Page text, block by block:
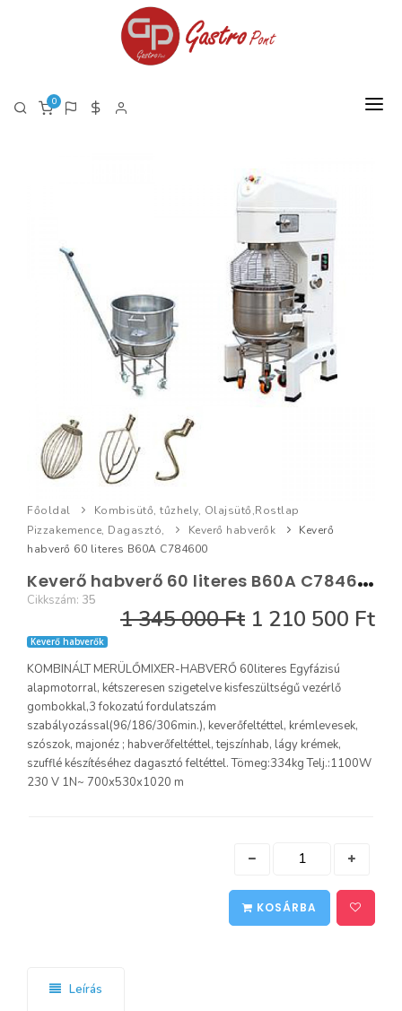
0
TERMÉKEK
TERMÉK LISTA PDF
Főoldal
Kombisütő, tűzhely, Olajsütő,Rostlap
Pizzakemence, Dagasztó,
Keverő habverők
Keverő
habverő 60 literes B60A C784600
K
everő habverő 60 literes B60A C784600
Cikkszám: 35
1 345 000 Ft 1 210 500 Ft
Keverő habverők
KOMBINÁLT MERÜLŐMIXER-HABVERŐ 60literes Egyfázisú
alapmotorral, kétszeresen szigetelve kisfeszültségű vezérlő
gombokkal,3 fokozatú fordulatszám
szabályozással(96/186/306min.), keverőfeltéttel, krémlevesek,
szószok, majonéz ; habverőfeltéttel, tejszínhab, lágy krémek,
szufflé készítéséhez dagasztó feltéttel. Tömeg:334kg Telj.:1100W
230 V 1N~ 700x530x1020 m
KOSÁRBA
Leírás